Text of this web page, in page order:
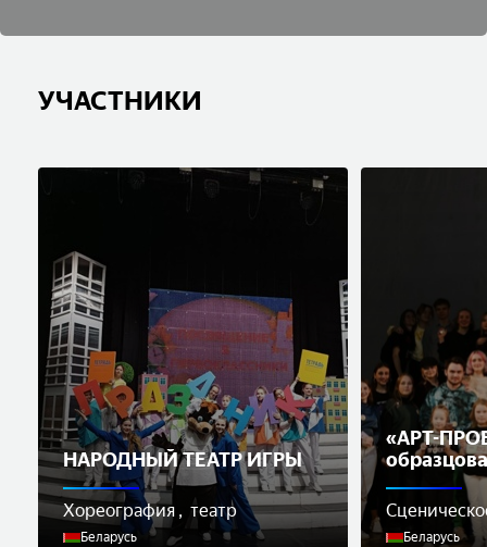
УЧАСТНИКИ
НАРОДНЫЙ ТЕАТР ИГРЫ
Хореография театр
Беларусь
«АРТ-
Беларусь